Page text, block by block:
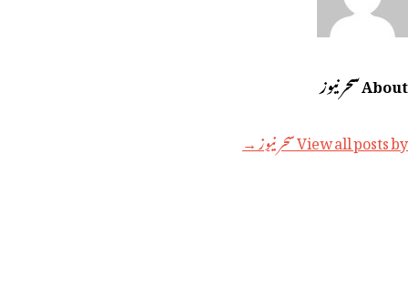
About سحر نیوز
View all posts by سحر نیوز →